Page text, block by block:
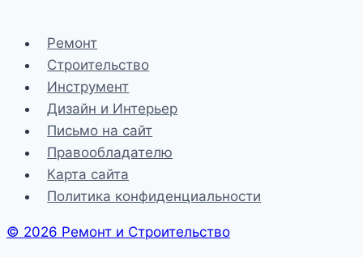
Ремонт
Строительство
Инструмент
Дизайн и Интерьер
Письмо на сайт
Правообладателю
Карта сайта
Политика конфиденциальности
© 2026 Ремонт и Строительство